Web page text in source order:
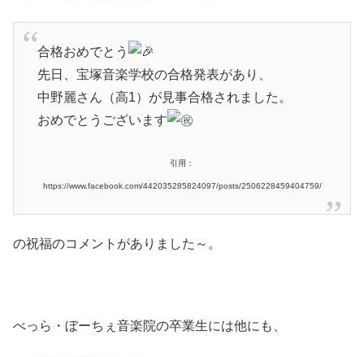
合格おめでとう
先日、宝塚音楽学校の合格発表があり、
中野麗さん（高1）が見事合格されました。
おめでとうございます
引用：
https://www.facebook.com/442035285824097/posts/2506228459404759/
の祝福のコメントがありました～。
べっら・ぼーちぇ音楽院の卒業生には他にも、